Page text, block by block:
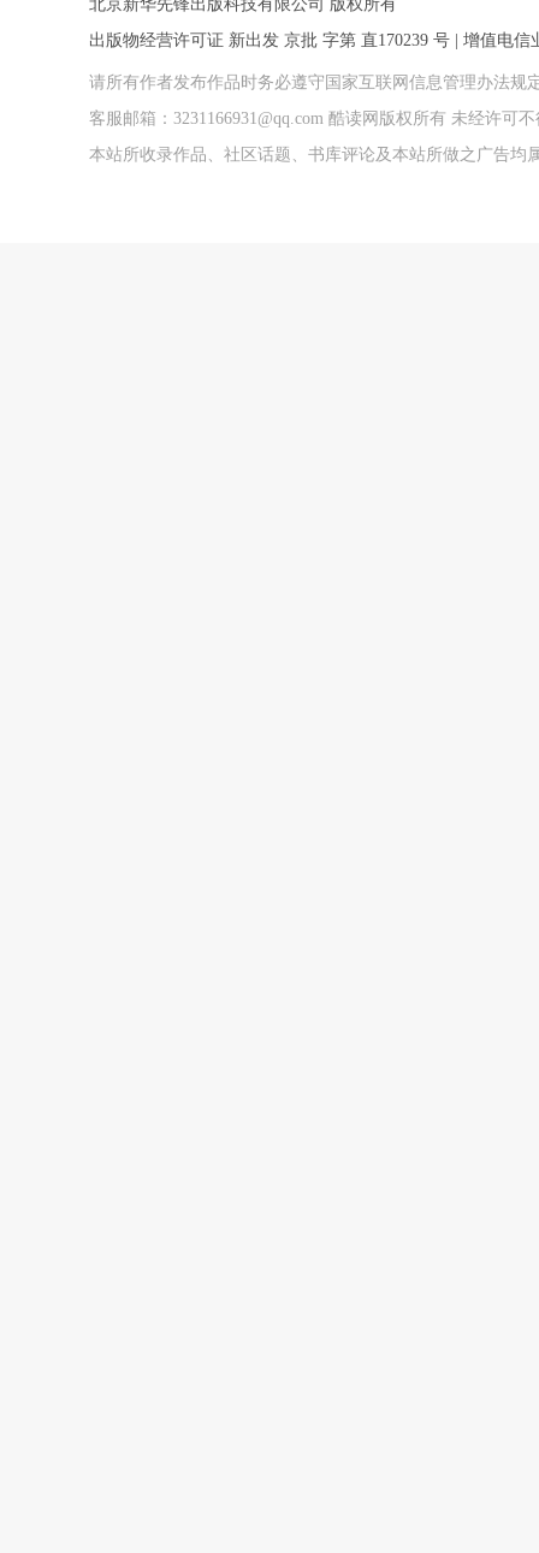
北京新华先锋出版科技有限公司 版权所有
出版物经营许可证 新出发 京批 字第 直170239 号 | 增值电
请所有作者发布作品时务必遵守国家互联网信息管理办法
客服邮箱：3231166931@qq.com 酷读网版权所有 未经许可
本站所收录作品、社区话题、书库评论及本站所做之广告均